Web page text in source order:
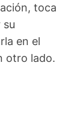
toca
su
en el
otro lado.